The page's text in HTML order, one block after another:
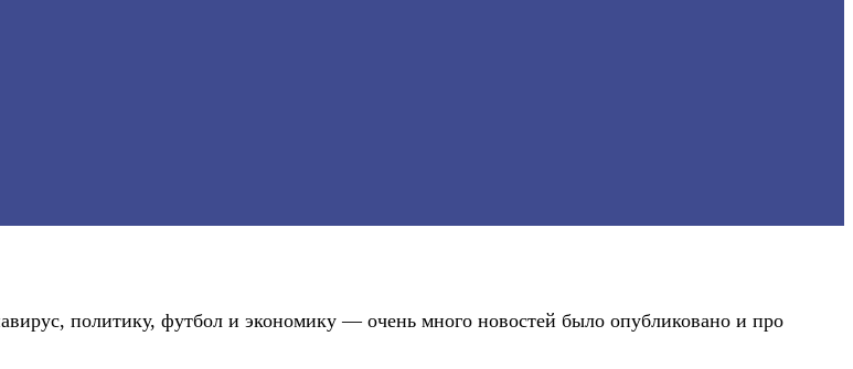
политику, футбол и экономику — очень много новостей было опубликовано и про